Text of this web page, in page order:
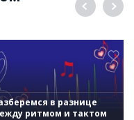
в разнице
ритмом и тактом